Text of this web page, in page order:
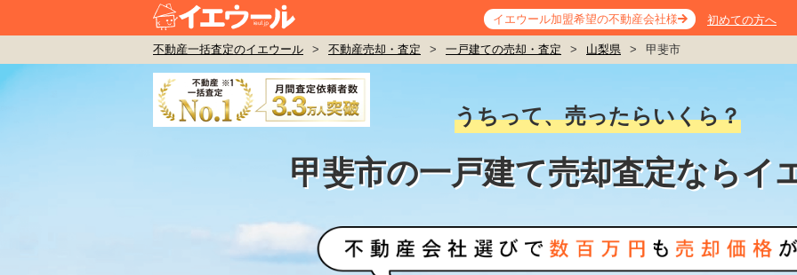
イエウール加盟希望の不動産会社様 初めての方へ
不動産一括査定のイエウール > 不動産売却・査定 > 一戸建ての売却・査定 > 山梨県 > 甲斐市
うちって、売ったらいくら？
甲斐市の一戸建て売却査定ならイ